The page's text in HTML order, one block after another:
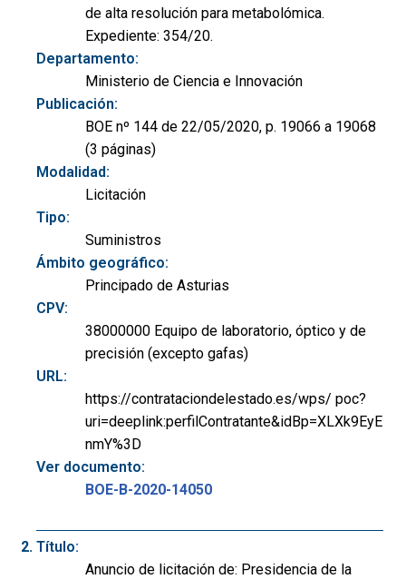
de alta resolución para metabolómica.
Expediente: 354/20.
Departamento:
Ministerio de Ciencia e Innovación
Publicación:
BOE nº 144 de 22/05/2020, p. 19066 a 19068
(3 páginas)
Modalidad:
Licitación
Tipo:
Suministros
Ámbito geográfico:
Principado de Asturias
CPV:
38000000 Equipo de laboratorio, óptico y de
precisión (excepto gafas)
URL:
https://contrataciondelestado.es/wps/ poc?
uri=deeplink:perfilContratante&idBp=XLXk9EyE
nmY%3D
Ver documento:
BOE-B-2020-14050
Título:
Anuncio de licitación de: Presidencia de la